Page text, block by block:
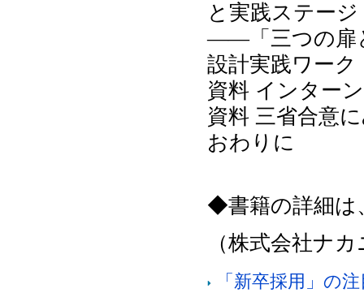
と実践ステージ
――「三つの扉
設計実践ワーク
資料 インター
資料 三省合意
おわりに
◆書籍の詳細は
（株式会社ナ
「新卒採用」の